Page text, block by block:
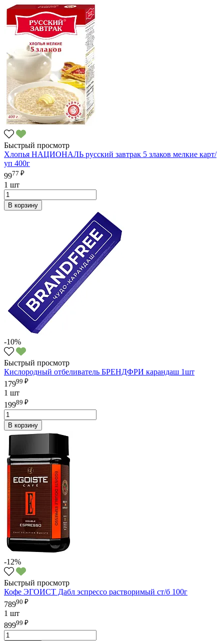
Быстрый просмотр
Хлопья НАЦИОНАЛЬ русский завтрак 5 злаков мелкие карт/
уп 400г
9977 ₽
1 шт
В корзину
-10%
Быстрый просмотр
Кислородный отбеливатель БРЕНДФРИ карандаш 1шт
17999 ₽
1 шт
19989 ₽
В корзину
-12%
Быстрый просмотр
Кофе ЭГОИСТ Дабл эспрессо растворимый ст/б 100г
78990 ₽
1 шт
89999 ₽